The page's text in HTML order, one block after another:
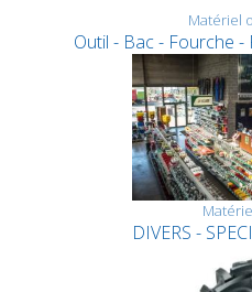
Matériel
Outil - Bac - Fourche
DIVERS -